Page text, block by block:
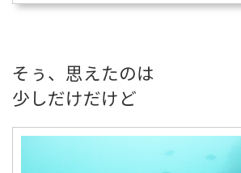
そぅ、思えたのは
少しだけだけど